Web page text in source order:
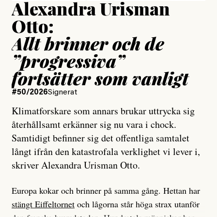
Alexandra Urisman
Otto:
Allt brinner och de
”progressiva”
fortsätter som vanligt
#50/2026Signerat
Klimatforskare som annars brukar uttrycka sig
återhållsamt erkänner sig nu vara i chock.
Samtidigt befinner sig det offentliga samtalet
långt ifrån den katastrofala verklighet vi lever i,
skriver Alexandra Urisman Otto.
Europa kokar och brinner på samma gång. Hettan har
stängt Eiffeltornet och lågorna står höga strax utanför